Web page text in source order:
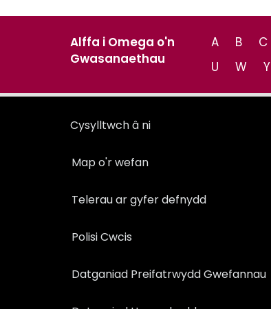
Alffa i Omega o'n
Gwasanaethau
A B C
U
W Y
Cysylltwch â ni
Map o'r wefan
Telerau ar gyfer defnydd
Polisi Cwcis
Datganiad Preifatrwydd Gwefannau